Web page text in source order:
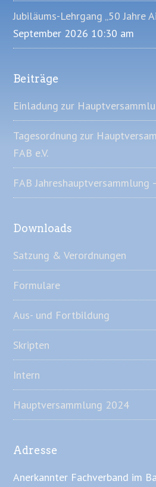
Jubiläums-Lehrgang „50 Jahre
September 2026 10:30 am
Beiträge
Einladung zur
Tagesordnung zur
FAB e.V.
FAB
Downloads
Satzung & Verordnungen
Formulare
Aus- und Fortbildung
Skripten
Intern
Hauptversammlung 2024
Adresse
Anerkannter Fachverband im